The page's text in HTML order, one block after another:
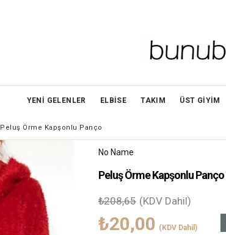
YENİ GELENLER ELBİSE TAKIM ÜST GİYİM
Peluş Örme Kapşonlu Panço
No Name
Peluş Örme Kapşonlu Panço
₺208,65 (KDV Dahil)
₺20,00 (KDV Dahil)